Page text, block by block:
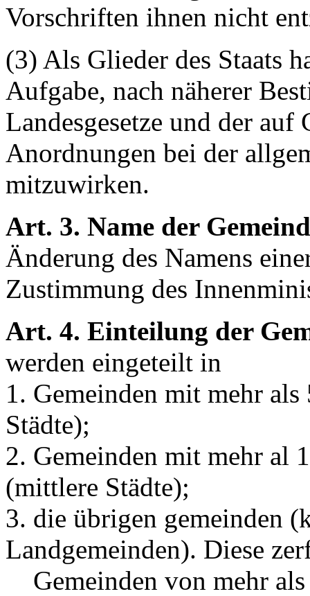
Vorschriften ihnen nicht
(3) Als Glieder des Staats
Aufgabe, nach näherer
Landesgesetze und der auf
Anordnungen bei der
mitzuwirken.
Art. 3. Name der
Änderung des Namens
Zustimmung des
Art. 4. Einteilung der
werden eingeteilt in
1. Gemeinden mit mehr
Städte);
2. Gemeinden mit mehr al
(mittlere Städte);
3. die übrigen gemeinden
Landgemeinden). Diese
Gemeinden von mehr